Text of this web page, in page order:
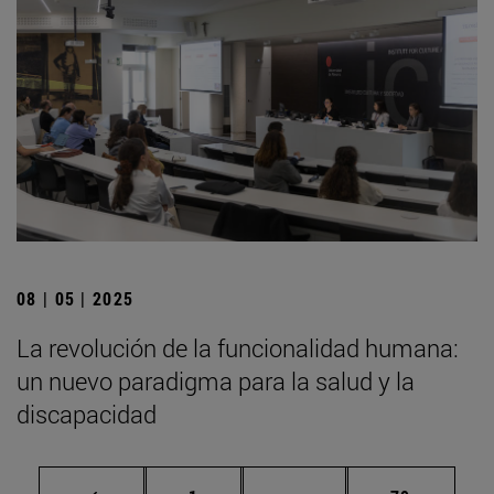
08 | 05 | 2025
La revolución de la funcionalidad humana:
un nuevo paradigma para la salud y la
discapacidad